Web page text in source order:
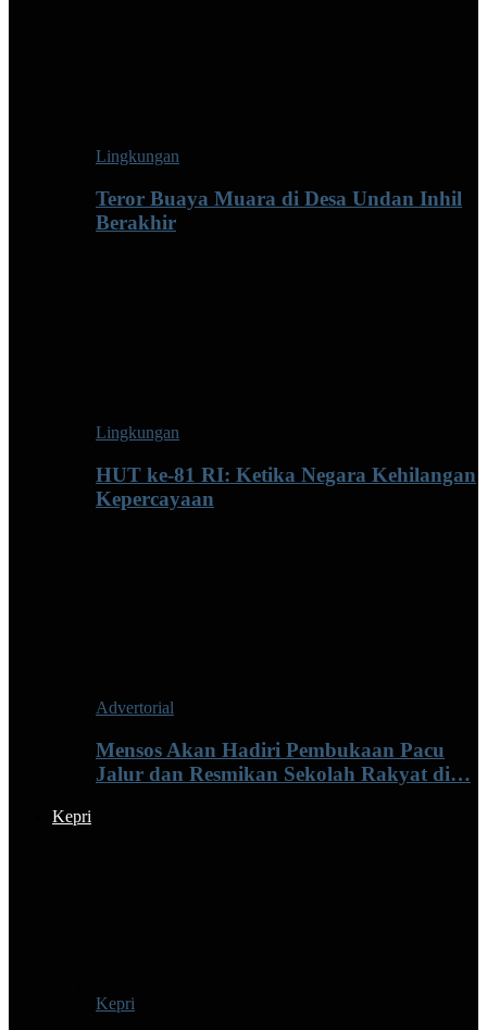
Lingkungan
Teror Buaya Muara di Desa Undan Inhil
Berakhir
Lingkungan
HUT ke-81 RI: Ketika Negara Kehilangan
Kepercayaan
Advertorial
Mensos Akan Hadiri Pembukaan Pacu
Jalur dan Resmikan Sekolah Rakyat di…
Kepri
Kepri